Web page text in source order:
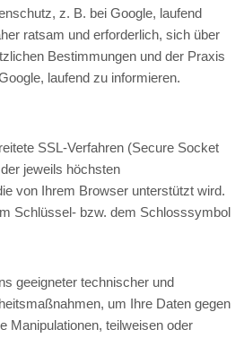
z. B. bei Google, laufend
ratsam und erforderlich, sich über
Bestimmungen und der Praxis
laufend zu informieren.
SSL-Verfahren (Secure Socket
jeweils höchsten
von Ihrem Browser unterstützt wird.
Schlüssel- bzw. dem Schlosssymbol
geeigneter technischer und
um Ihre Daten gegen
Manipulationen, teilweisen oder